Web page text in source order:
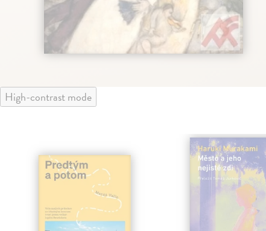
High-contrast mode